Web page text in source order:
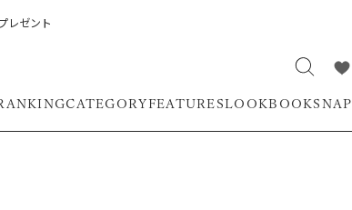
レゼント
CATEGORYFEATURESLOOKBOOKSNAP